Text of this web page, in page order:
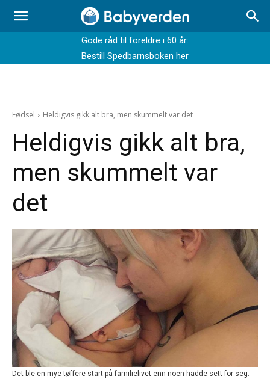
Gode råd til foreldre i 60 år:
Bestill Spedbarnsboken her
Fødsel Heldigvis gikk alt bra, men skummelt var det
Heldigvis gikk alt bra,
men skummelt var
det
Det ble en mye tøffere start på familielivet enn noen hadde sett for seg.